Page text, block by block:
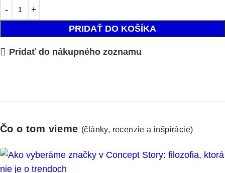
PRIDAŤ DO KOŠÍKA
Pridať do nákupného zoznamu
Čo o tom vieme (články, recenzie a inšpirácie)